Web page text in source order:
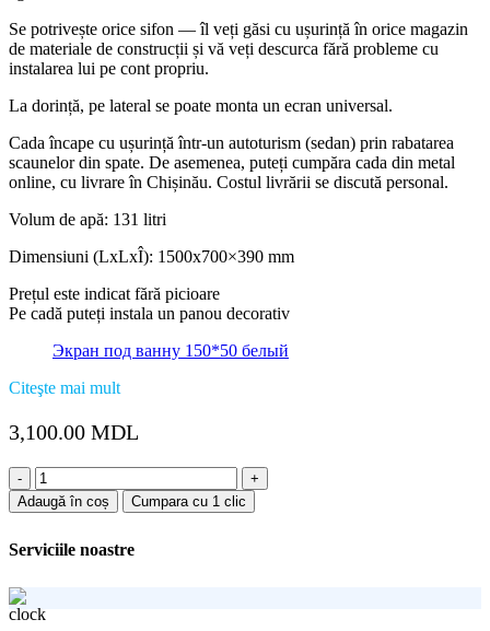
Se potrivește orice sifon — îl veți găsi cu ușurință în orice magazin
de materiale de construcții și vă veți descurca fără probleme cu
instalarea lui pe cont propriu.
La dorință, pe lateral se poate monta un ecran universal.
Cada încape cu ușurință într-un autoturism (sedan) prin rabatarea
scaunelor din spate. De asemenea, puteți cumpăra cada din metal
online, cu livrare în Chișinău. Costul livrării se discută personal.
Volum de apă: 131 litri
Dimensiuni (LxLxÎ): 1500х700×390 mm
Prețul este indicat fără picioare
Pe cadă puteți instala un panou decorativ
Экран под ванну 150*50 белый
Citeşte mai mult
3,100.00 MDL
Cantitate
Cada
de
🛁
1500x700mm
Adaugă în coș Cumpara cu 1 clic
Serviciile noastre